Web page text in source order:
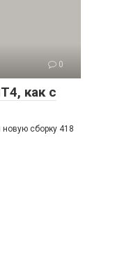
0
как с
сборку 418